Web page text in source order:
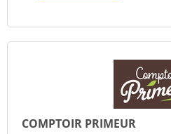
COMPTOIR PRIMEUR